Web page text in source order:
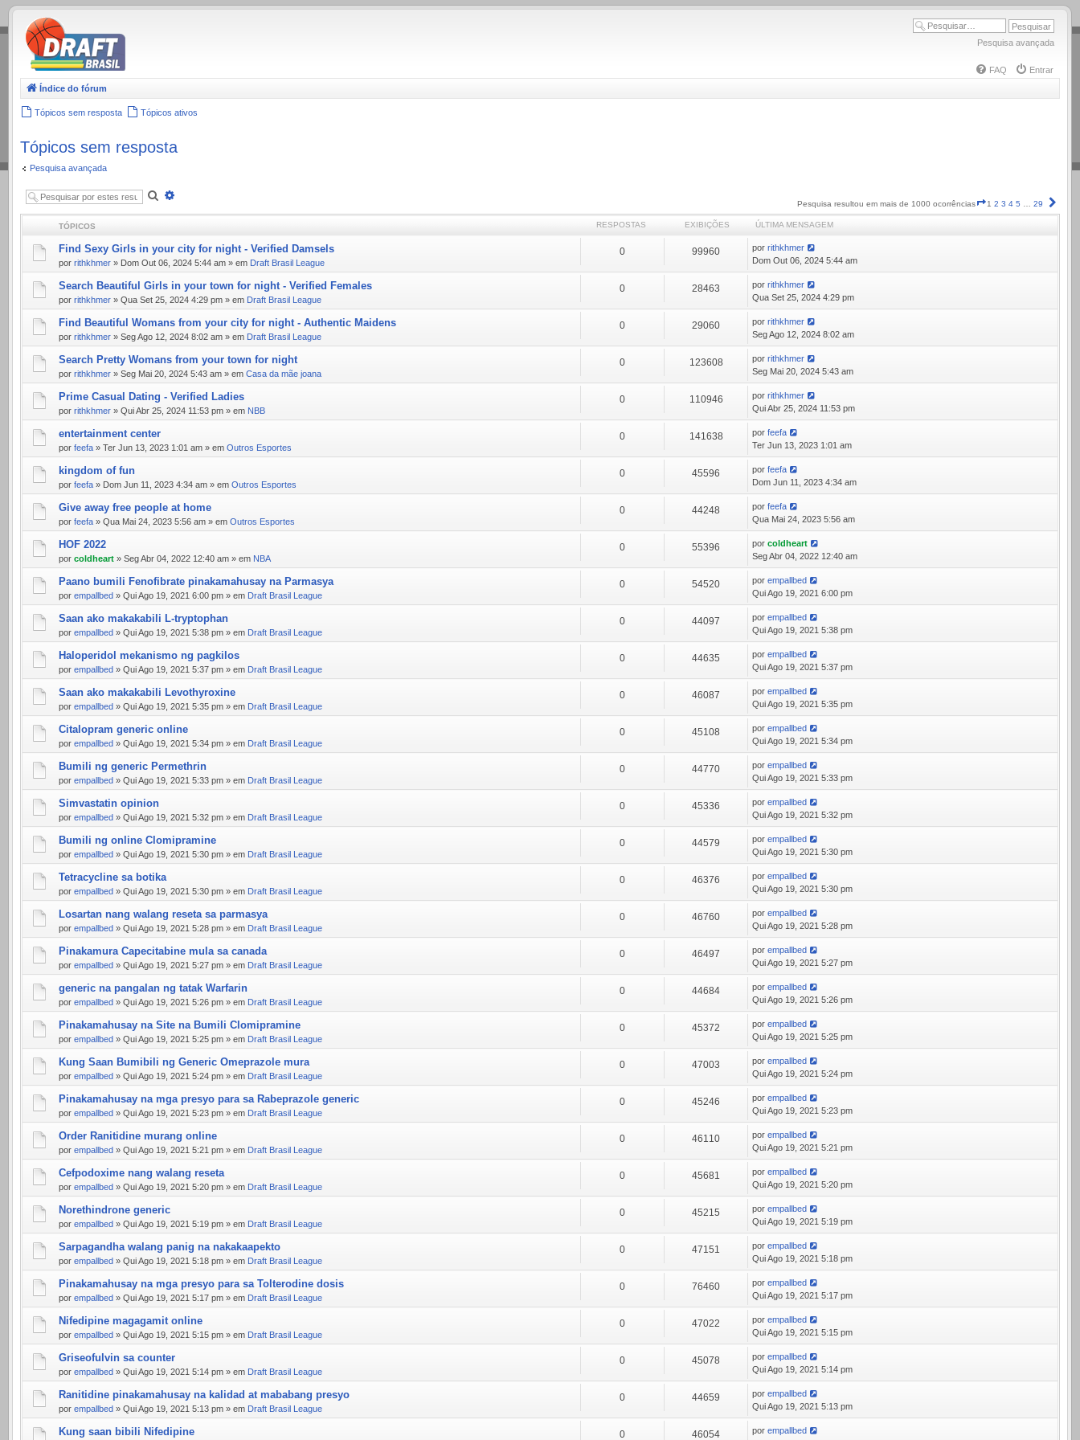
.
Pesquisa avançada
FAQ
Entrar
Índice do fórum
Tópicos sem resposta Tópicos ativos
Tópicos sem resposta
Pesquisa avançada
Pesquisar
Pesquisa resultou em mais de 1000 ocorrências Página
1
1 2 3 4 5 29
TÓPICOS RESPOSTAS EXIBIÇÕES ÚLTIMA MENSAGEM
Find Sexy Girls in your city for night - Verified Damsels
por rithkhmer » Dom Out 06, 2024 5:44 am » em Draft Brasil League
0 99960 porrithkhmer
Dom Out 06, 2024 5:44 am
Search Beautiful Girls in your town for night - Verified Females
por rithkhmer » Qua Set 25, 2024 4:29 pm » em Draft Brasil League
0 28463 porrithkhmer
Qua Set 25, 2024 4:29 pm
Find Beautiful Womans from your city for night - Authentic Maidens
por rithkhmer » Seg Ago 12, 2024 8:02 am » em Draft Brasil League
0 29060 porrithkhmer
Seg Ago 12, 2024 8:02 am
Search Pretty Womans from your town for night
por rithkhmer » Seg Mai 20, 2024 5:43 am » em Casa da mãe joana
0 123608 porrithkhmer
Seg Mai 20, 2024 5:43 am
Prime Сasual Dating - Verified Ladies
por rithkhmer » Qui Abr 25, 2024 11:53 pm » em NBB
0 110946 porrithkhmer
Qui Abr 25, 2024 11:53 pm
entertainment center
por feefa » Ter Jun 13, 2023 1:01 am » em Outros Esportes
0 141638 porfeefa
Ter Jun 13, 2023 1:01 am
kingdom of fun
por feefa » Dom Jun 11, 2023 4:34 am » em Outros Esportes
0 45596 porfeefa
Dom Jun 11, 2023 4:34 am
Give away free people at home
por feefa » Qua Mai 24, 2023 5:56 am » em Outros Esportes
0 44248 porfeefa
Qua Mai 24, 2023 5:56 am
HOF 2022
por coldheart » Seg Abr 04, 2022 12:40 am » em NBA
0 55396 porcoldheart
Seg Abr 04, 2022 12:40 am
Paano bumili Fenofibrate pinakamahusay na Parmasya
por empallbed » Qui Ago 19, 2021 6:00 pm » em Draft Brasil League
0 54520 porempallbed
Qui Ago 19, 2021 6:00 pm
Saan ako makakabili L-tryptophan
por empallbed » Qui Ago 19, 2021 5:38 pm » em Draft Brasil League
0 44097 porempallbed
Qui Ago 19, 2021 5:38 pm
Haloperidol mekanismo ng pagkilos
por empallbed » Qui Ago 19, 2021 5:37 pm » em Draft Brasil League
0 44635 porempallbed
Qui Ago 19, 2021 5:37 pm
Saan ako makakabili Levothyroxine
por empallbed » Qui Ago 19, 2021 5:35 pm » em Draft Brasil League
0 46087 porempallbed
Qui Ago 19, 2021 5:35 pm
Citalopram generic online
por empallbed » Qui Ago 19, 2021 5:34 pm » em Draft Brasil League
0 45108 porempallbed
Qui Ago 19, 2021 5:34 pm
Bumili ng generic Permethrin
por empallbed » Qui Ago 19, 2021 5:33 pm » em Draft Brasil League
0 44770 porempallbed
Qui Ago 19, 2021 5:33 pm
Simvastatin opinion
por empallbed » Qui Ago 19, 2021 5:32 pm » em Draft Brasil League
0 45336 porempallbed
Qui Ago 19, 2021 5:32 pm
Bumili ng online Clomipramine
por empallbed » Qui Ago 19, 2021 5:30 pm » em Draft Brasil League
0 44579 porempallbed
Qui Ago 19, 2021 5:30 pm
Tetracycline sa botika
por empallbed » Qui Ago 19, 2021 5:30 pm » em Draft Brasil League
0 46376 porempallbed
Qui Ago 19, 2021 5:30 pm
Losartan nang walang reseta sa parmasya
por empallbed » Qui Ago 19, 2021 5:28 pm » em Draft Brasil League
0 46760 porempallbed
Qui Ago 19, 2021 5:28 pm
Pinakamura Capecitabine mula sa canada
por empallbed » Qui Ago 19, 2021 5:27 pm » em Draft Brasil League
0 46497 porempallbed
Qui Ago 19, 2021 5:27 pm
generic na pangalan ng tatak Warfarin
por empallbed » Qui Ago 19, 2021 5:26 pm » em Draft Brasil League
0 44684 porempallbed
Qui Ago 19, 2021 5:26 pm
Pinakamahusay na Site na Bumili Clomipramine
por empallbed » Qui Ago 19, 2021 5:25 pm » em Draft Brasil League
0 45372 porempallbed
Qui Ago 19, 2021 5:25 pm
Kung Saan Bumibili ng Generic Omeprazole mura
por empallbed » Qui Ago 19, 2021 5:24 pm » em Draft Brasil League
0 47003 porempallbed
Qui Ago 19, 2021 5:24 pm
Pinakamahusay na mga presyo para sa Rabeprazole generic
por empallbed » Qui Ago 19, 2021 5:23 pm » em Draft Brasil League
0 45246 porempallbed
Qui Ago 19, 2021 5:23 pm
Order Ranitidine murang online
por empallbed » Qui Ago 19, 2021 5:21 pm » em Draft Brasil League
0 46110 porempallbed
Qui Ago 19, 2021 5:21 pm
Cefpodoxime nang walang reseta
por empallbed » Qui Ago 19, 2021 5:20 pm » em Draft Brasil League
0 45681 porempallbed
Qui Ago 19, 2021 5:20 pm
Norethindrone generic
por empallbed » Qui Ago 19, 2021 5:19 pm » em Draft Brasil League
0 45215 porempallbed
Qui Ago 19, 2021 5:19 pm
Sarpagandha walang panig na nakakaapekto
por empallbed » Qui Ago 19, 2021 5:18 pm » em Draft Brasil League
0 47151 porempallbed
Qui Ago 19, 2021 5:18 pm
Pinakamahusay na mga presyo para sa Tolterodine dosis
por empallbed » Qui Ago 19, 2021 5:17 pm » em Draft Brasil League
0 76460 porempallbed
Qui Ago 19, 2021 5:17 pm
Nifedipine magagamit online
por empallbed » Qui Ago 19, 2021 5:15 pm » em Draft Brasil League
0 47022 porempallbed
Qui Ago 19, 2021 5:15 pm
Griseofulvin sa counter
por empallbed » Qui Ago 19, 2021 5:14 pm » em Draft Brasil League
0 45078 porempallbed
Qui Ago 19, 2021 5:14 pm
Ranitidine pinakamahusay na kalidad at mababang presyo
por empallbed » Qui Ago 19, 2021 5:13 pm » em Draft Brasil League
0 44659 porempallbed
Qui Ago 19, 2021 5:13 pm
Kung saan bibili Nifedipine 0 46054 porempallbed